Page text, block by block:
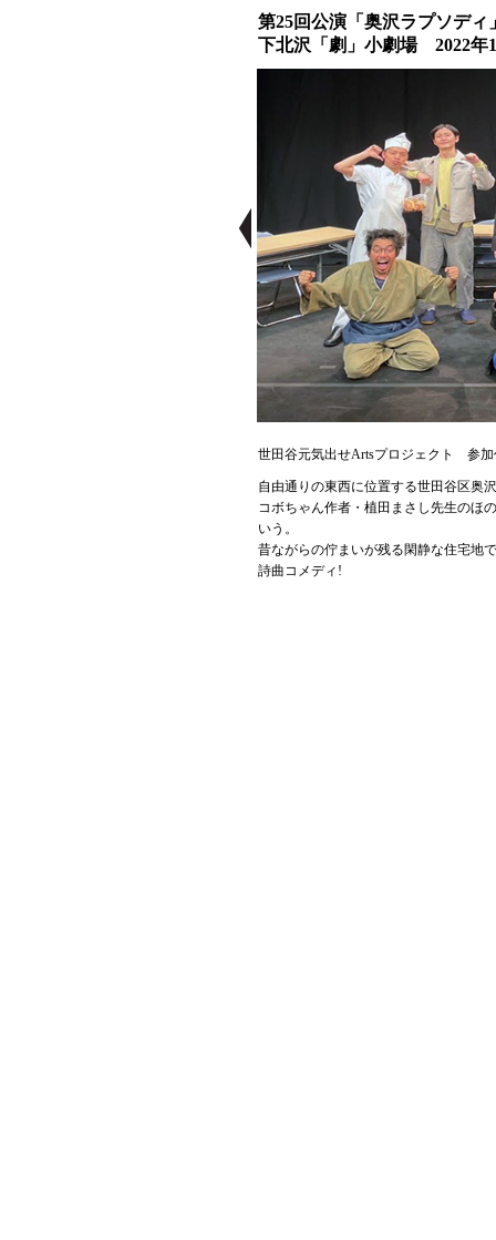
第25回公演「奥沢ラプソディ
下北沢「劇」小劇場 2022年
世田谷元気出せArtsプロジェクト 参加
自由通りの東西に位置する世田谷区奥
コボちゃん作者・植田まさし先生のほ
いう。
昔ながらの佇まいが残る閑静な住宅地
詩曲コメディ!